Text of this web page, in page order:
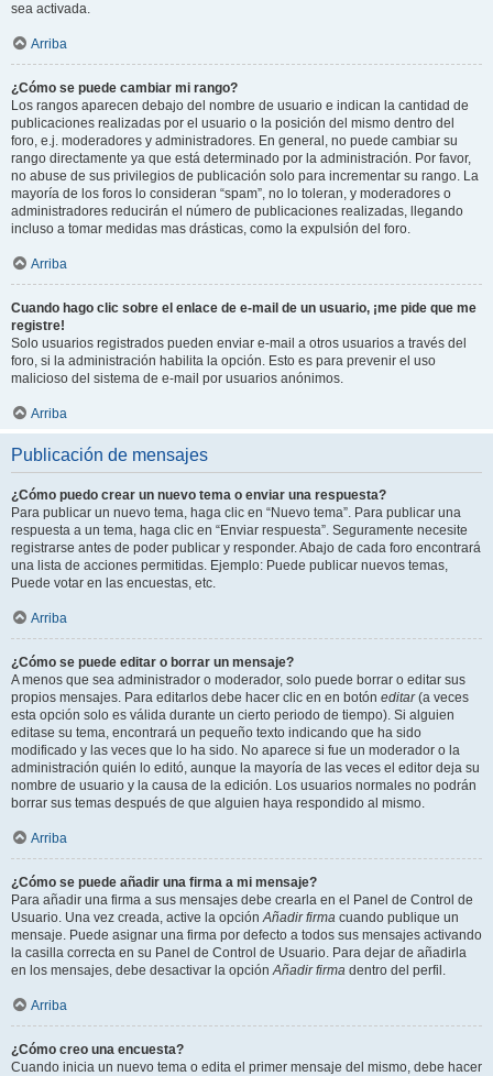
sea activada.
Arriba
¿Cómo se puede cambiar mi rango?
Los rangos aparecen debajo del nombre de usuario e indican la cantidad de
publicaciones realizadas por el usuario o la posición del mismo dentro del
foro, e.j. moderadores y administradores. En general, no puede cambiar su
rango directamente ya que está determinado por la administración. Por favor,
no abuse de sus privilegios de publicación solo para incrementar su rango. La
mayoría de los foros lo consideran “spam”, no lo toleran, y moderadores o
administradores reducirán el número de publicaciones realizadas, llegando
incluso a tomar medidas mas drásticas, como la expulsión del foro.
Arriba
Cuando hago clic sobre el enlace de e-mail de un usuario, ¡me pide que me
registre!
Solo usuarios registrados pueden enviar e-mail a otros usuarios a través del
foro, si la administración habilita la opción. Esto es para prevenir el uso
malicioso del sistema de e-mail por usuarios anónimos.
Arriba
Publicación de mensajes
¿Cómo puedo crear un nuevo tema o enviar una respuesta?
Para publicar un nuevo tema, haga clic en “Nuevo tema”. Para publicar una
respuesta a un tema, haga clic en “Enviar respuesta”. Seguramente necesite
registrarse antes de poder publicar y responder. Abajo de cada foro encontrará
una lista de acciones permitidas. Ejemplo: Puede publicar nuevos temas,
Puede votar en las encuestas, etc.
Arriba
¿Cómo se puede editar o borrar un mensaje?
A menos que sea administrador o moderador, solo puede borrar o editar sus
propios mensajes. Para editarlos debe hacer clic en en botón editar(a veces
esta opción solo es válida durante un cierto periodo de tiempo). Si alguien
editase su tema, encontrará un pequeño texto indicando que ha sido
modificado y las veces que lo ha sido. No aparece si fue un moderador o la
administración quién lo editó, aunque la mayoría de las veces el editor deja su
nombre de usuario y la causa de la edición. Los usuarios normales no podrán
borrar sus temas después de que alguien haya respondido al mismo.
Arriba
¿Cómo se puede añadir una firma a mi mensaje?
Para añadir una firma a sus mensajes debe crearla en el Panel de Control de
Usuario. Una vez creada, active la opciónAñadir firma cuando publique un
mensaje. Puede asignar una firma por defecto a todos sus mensajes activando
la casilla correcta en su Panel de Control de Usuario. Para dejar de añadirla
en los mensajes, debe desactivar la opciónAñadir firma dentro del perfil.
Arriba
¿Cómo creo una encuesta?
Cuando inicia un nuevo tema o edita el primer mensaje del mismo, debe hacer